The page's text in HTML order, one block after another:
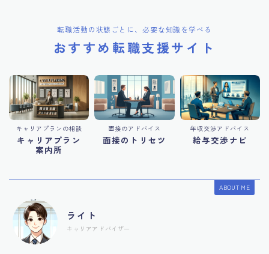
転職活動の状態ごとに、必要な知識を学べる
おすすめ転職支援サイト
キャリアプランの相談
キャリアプラン
案内所
面接のアドバイス
面接のトリセツ
年収交渉アドバイス
給与交渉ナビ
ABOUT ME
ライト
キャリアアドバイザー